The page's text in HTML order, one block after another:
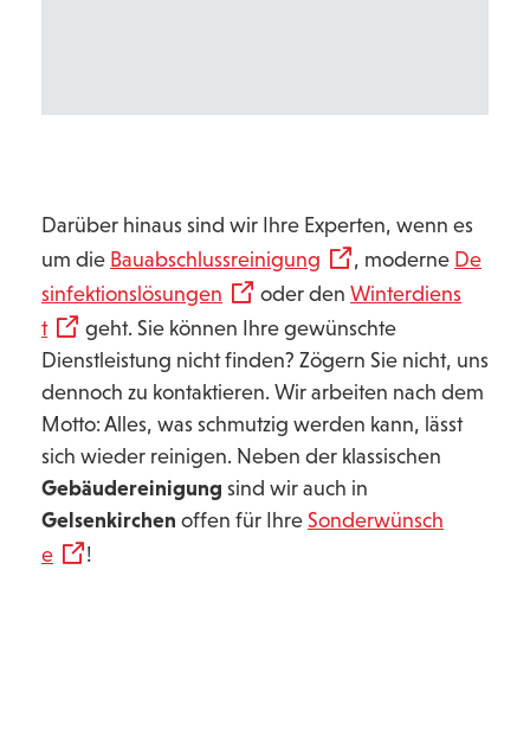
Darüber hinaus sind wir Ihre Experten, wenn es
um die Bauabschlussreinigung , moderne De
sinfektionslösungen
oder den Winterdiens
t
geht. Sie können Ihre gewünschte
Dienstleistung nicht finden? Zögern Sie nicht, uns
dennoch zu kontaktieren. Wir arbeiten nach dem
Motto: Alles, was schmutzig werden kann, lässt
sich wieder reinigen. Neben der klassischen
Gebäudereinigung sind wir auch in
Gelsenkirchen offen für Ihre Sonderwünsch
e
!